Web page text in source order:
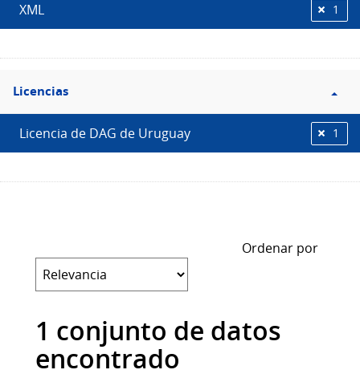
XML 1
Filtro
Licencias
Licencias
Licencia de DAG de Uruguay 1
Ordenar por
1 conjunto de datos
encontrado